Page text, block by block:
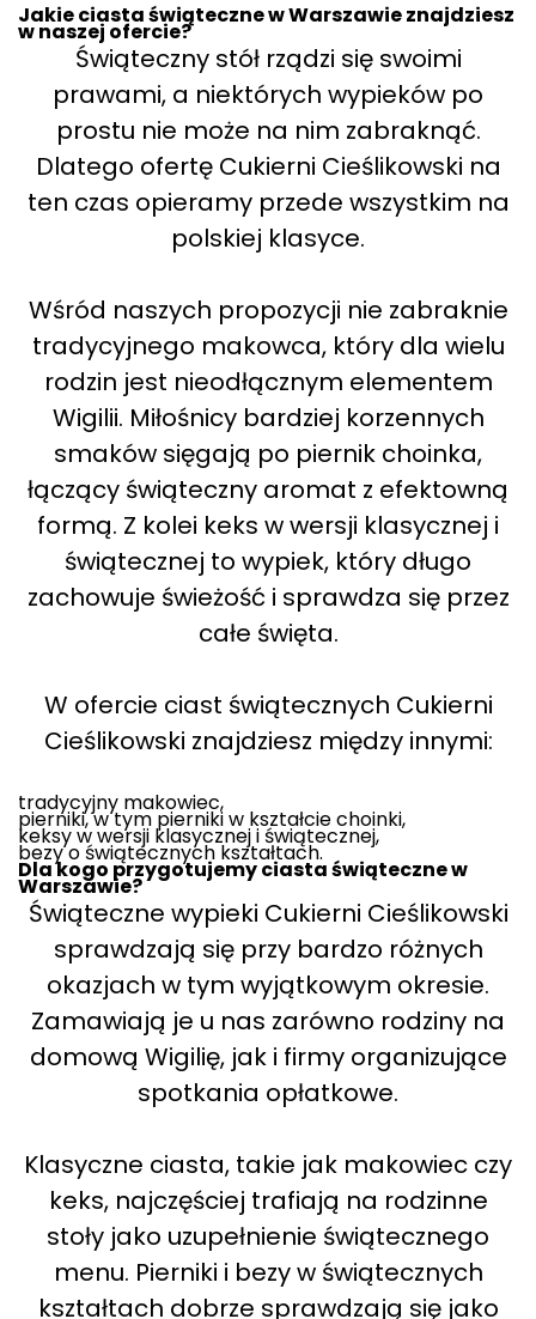
Jakie ciasta świąteczne w Warszawie znajdziesz
w naszej ofercie?
Świąteczny stół rządzi się swoimi
prawami, a niektórych wypieków po
prostu nie może na nim zabraknąć.
Dlatego ofertę Cukierni Cieślikowski na
ten czas opieramy przede wszystkim na
polskiej klasyce.
Wśród naszych propozycji nie zabraknie
tradycyjnego makowca, który dla wielu
rodzin jest nieodłącznym elementem
Wigilii. Miłośnicy bardziej korzennych
smaków sięgają po piernik choinka,
łączący świąteczny aromat z efektowną
formą. Z kolei keks w wersji klasycznej i
świątecznej to wypiek, który długo
zachowuje świeżość i sprawdza się przez
całe święta.
W ofercie ciast świątecznych Cukierni
Cieślikowski znajdziesz między innymi:
tradycyjny makowiec,
pierniki, w tym pierniki w kształcie choinki,
keksy w wersji klasycznej i świątecznej,
bezy o świątecznych kształtach.
Dla kogo przygotujemy ciasta świąteczne w
Warszawie?
Świąteczne wypieki Cukierni Cieślikowski
sprawdzają się przy bardzo różnych
okazjach w tym wyjątkowym okresie.
Zamawiają je u nas zarówno rodziny na
domową Wigilię, jak i firmy organizujące
spotkania opłatkowe.
Klasyczne ciasta, takie jak makowiec czy
keks, najczęściej trafiają na rodzinne
stoły jako uzupełnienie świątecznego
menu. Pierniki i bezy w świątecznych
kształtach dobrze sprawdzają się jako